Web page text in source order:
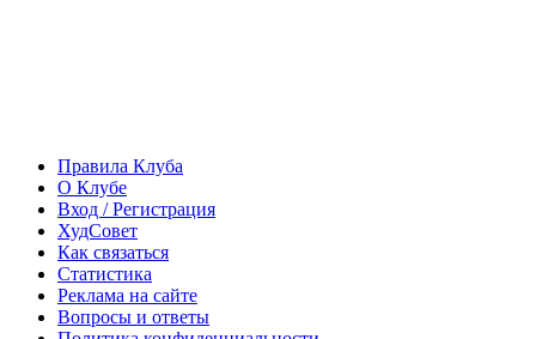
Правила Клуба
О Клубе
Вход / Регистрация
ХудСовет
Как связаться
Статистика
Реклама на сайте
Вопросы и ответы